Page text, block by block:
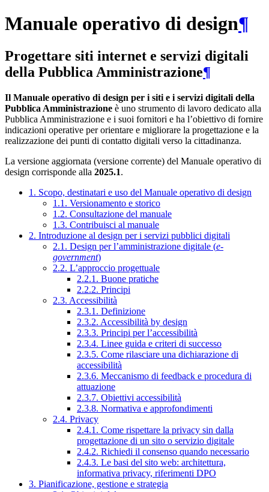
Manuale operativo di design¶
Progettare siti internet e servizi digitali
della Pubblica Amministrazione¶
Il Manuale operativo di design per i siti e i servizi digitali della
Pubblica Amministrazione è uno strumento di lavoro dedicato alla
Pubblica Amministrazione e i suoi fornitori e ha l’obiettivo di fornire
indicazioni operative per orientare e migliorare la progettazione e la
realizzazione dei punti di contatto digitali verso la cittadinanza.
La versione aggiornata (versione corrente) del Manuale operativo di
design corrisponde alla 2025.1.
1. Scopo, destinatari e uso del Manuale operativo di design
1.1. Versionamento e storico
1.2. Consultazione del manuale
1.3. Contribuisci al manuale
2. Introduzione al design per i servizi pubblici digitali
2.1. Design per l’amministrazione digitale (e-
government)
2.2. L’approccio progettuale
2.2.1. Buone pratiche
2.2.2. Principi
2.3. Accessibilità
2.3.1. Definizione
2.3.2. Accessibilità by design
2.3.3. Principi per l’accessibilità
2.3.4. Linee guida e criteri di successo
2.3.5. Come rilasciare una dichiarazione di
accessibilità
2.3.6. Meccanismo di feedback e procedura di
attuazione
2.3.7. Obiettivi accessibilità
2.3.8. Normativa e approfondimenti
2.4. Privacy
2.4.1. Come rispettare la privacy sin dalla
progettazione di un sito o servizio digitale
2.4.2. Richiedi il consenso quando necessario
2.4.3. Le basi del sito web: architettura,
informativa privacy, riferimenti DPO
3. Pianificazione, gestione e strategia